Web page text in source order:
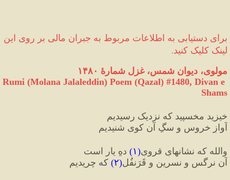
لینک کلیک کنید.
مولوی، دیوان شمس، غزل شمارهٔ ۱۴۸۰
Rumi (Molana Jalaleddin) Poem (Qazal) #1480, Divan e
Shams
خیزید مخسپید که نزدیک رسیدیم
آوازِ خروس و سگِ آن کوی شنیدیم
والله که نشانهایِ قرویِ(۱) دهِ یار است
آن نرگس و نسرین و قَرَنفُل(۲) که چریدیم